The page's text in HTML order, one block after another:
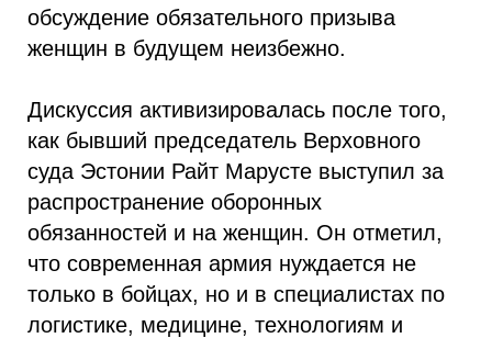
обсуждение обязательного призыва
женщин в будущем неизбежно.
Дискуссия активизировалась после того,
как бывший председатель Верховного
суда Эстонии Райт Марусте выступил за
распространение оборонных
обязанностей и на женщин. Он отметил,
что современная армия нуждается не
только в бойцах, но и в специалистах по
логистике, медицине, технологиям и